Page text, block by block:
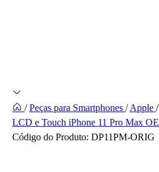
/ Peças para Smartphones /Apple /
LCD e Touch iPhone 11 Pro Max
Código do Produto: DP11PM-ORIG